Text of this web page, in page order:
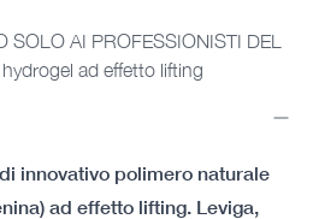
SOLO AI PROFESSIONISTI DEL
ad effetto lifting
innovativo polimero naturale
ad effetto lifting. Leviga,